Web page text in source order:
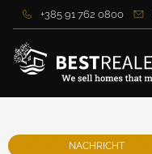
+385 91 762 0800
NACHRICHT